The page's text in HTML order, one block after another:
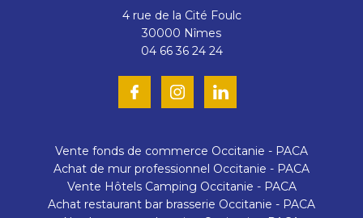
4 rue de la Cité Foulc
30000 Nîmes
04 66 36 24 24
Vente fonds de commerce Occitanie - PACA
Achat de mur professionnel Occitanie - PACA
Vente Hôtels Camping Occitanie - PACA
Achat restaurant bar brasserie Occitanie - PACA